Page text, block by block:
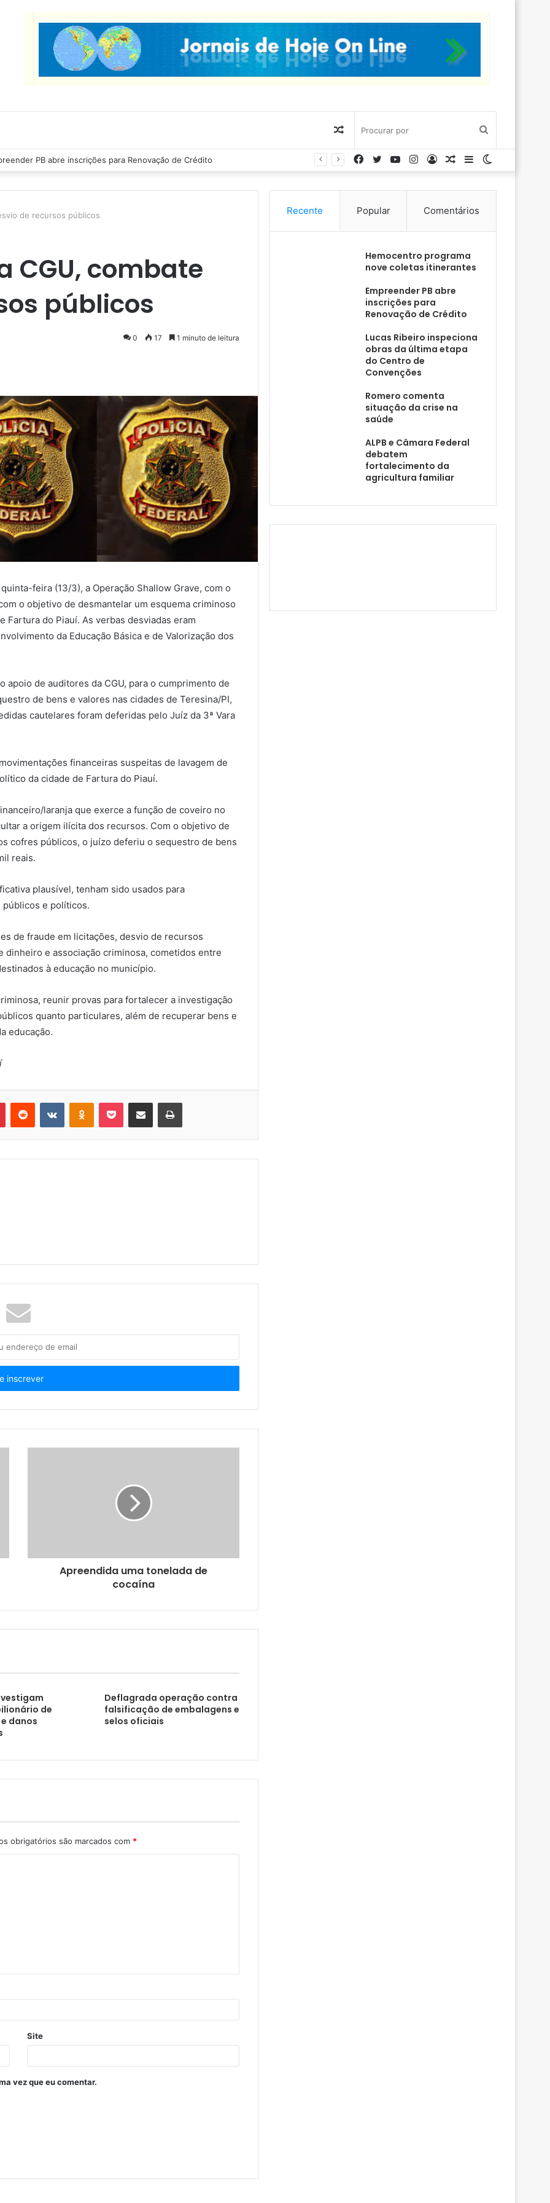
por
Artigo
aleatório
PB abre inscrições para Renovação de Crédito
Barra
Artigo
Entrar
Instagram
YouTube
Twitter
Facebook
de recursos públicos
CGU, combate
públicos
0 17 1 minuto de leitura
feira (13/3), a Operação Shallow Grave, com o
o objetivo de desmantelar um esquema criminoso
do Piauí. As verbas desviadas eram
da Educação Básica e de Valorização dos
apoio de auditores da CGU, para o cumprimento de
de bens e valores nas cidades de Teresina/PI,
cautelares foram deferidas pelo Juíz da 3ª Vara
financeiras suspeitas de lavagem de
da cidade de Fartura do Piauí.
laranja que exerce a função de coveiro no
a origem ilícita dos recursos. Com o objetivo de
cofres públicos, o juízo deferiu o sequestro de bens
reais.
plausível, tenham sido usados para
públicos e políticos.
de fraude em licitações, desvio de recursos
dinheiro e associação criminosa, cometidos entre
à educação no município.
reunir provas para fortalecer a investigação
quanto particulares, além de recuperar bens e
educação.
Apreendida uma tonelada de
cocaína
de
danos
Deflagrada operação contra
falsificação de embalagens e
selos oficiais
obrigatórios são marcados com *
Site
vez que eu comentar.
Recente Popular Comentários
Hemocentro programa
nove coletas itinerantes
Empreender PB abre
inscrições para
Renovação de Crédito
Lucas Ribeiro inspeciona
obras da última etapa
do Centro de
Convenções
Romero comenta
situação da crise na
saúde
ALPB e Câmara Federal
debatem
fortalecimento da
agricultura familiar